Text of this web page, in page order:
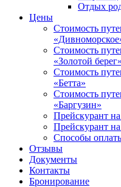
Отдых
Цены
Стоимость
Стоимость
«Золотой берег»
Стоимость
«Бетта»
Стоимость
«Баргузин»
Прейскурант
Прейскурант
Способы
Отзывы
Документы
Контакты
Бронирование